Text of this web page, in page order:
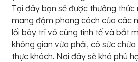
Tại đây bạn sẽ được thưởng thức
mang đậm phong cách của các
lối bày trí vô cùng tinh tế và bắt
không gian vừa phải, có sức
thực khách. Nơi đây sẽ khá phù